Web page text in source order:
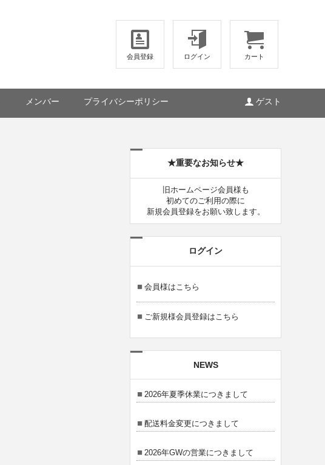
会員登録 ログイン カート
ゲスト
メンバー プライバシーポリシー
★重要なお知らせ★
旧ホームページ会員様も
初めてのご利用の際に
新規会員登録をお願い致します。
ログイン
会員様はこちら
ご新規様会員登録はこちら
NEWS
2026年夏季休業につきまして
配送料金変更につきまして
2026年GWの営業につきまして